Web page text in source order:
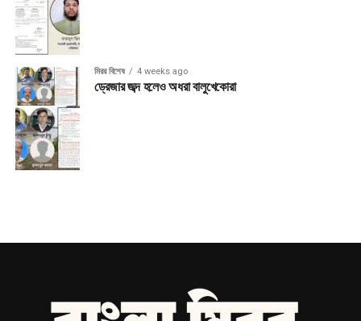
মিরর বিশেষ 4 weeks ago
ড্রেজার জব্দ হলেও অধরা বালুখেকোরা